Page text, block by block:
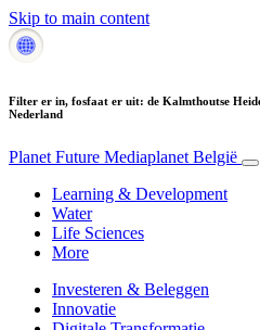
Skip to main content
Filter er in, fosfaat er uit: de Kalmthoutse
Nederland
Planet Future Mediaplanet België
Learning & Development
Water
Life Sciences
More
Investeren & Beleggen
Innovatie